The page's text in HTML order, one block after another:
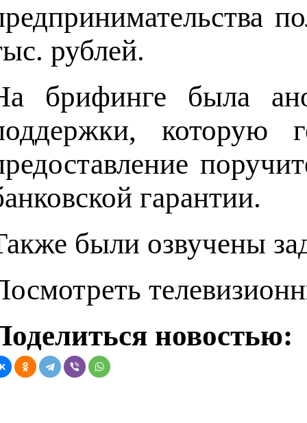
рублей.
брифинге была
которую
гарантии.
были озвучены
новостью: